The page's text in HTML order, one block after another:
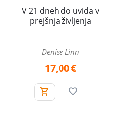
V 21 dneh do uvida v
prejšnja življenja
Denise Linn
17,00€